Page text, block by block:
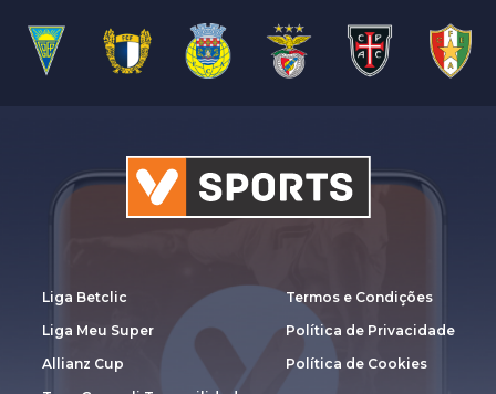
Liga Betclic
Liga Meu Super
Allianz Cup
Termos e Condições
Política de Privacidade
Política de Cookies